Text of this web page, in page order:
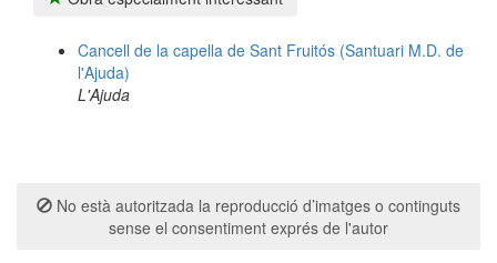
Cancell de la capella de Sant Fruitós (Santuari M.D. de
l'Ajuda)
L'Ajuda
No està autoritzada la reproducció d’imatges o continguts
sense el consentiment exprés de l'autor